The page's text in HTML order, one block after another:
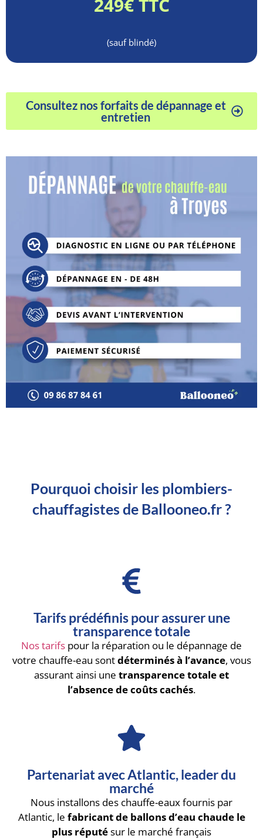
249€ TTC
(sauf blindé)
Consultez nos forfaits de dépannage et
entretien
Pourquoi choisir les plombiers-
chauffagistes de Ballooneo.fr ?
Tarifs prédéfinis pour assurer une
transparence totale
Nos tarifs pour la réparation ou le dépannage de
votre chauffe-eau sontdéterminés à l’avance, vous
assurant ainsi une transparence totale et
l’absence de coûts cachés.
Partenariat avec Atlantic, leader du
marché
Nous installons des chauffe-eaux fournis par
Atlantic, le fabricant de ballons d’eau chaude le
plus réputésur le marché français